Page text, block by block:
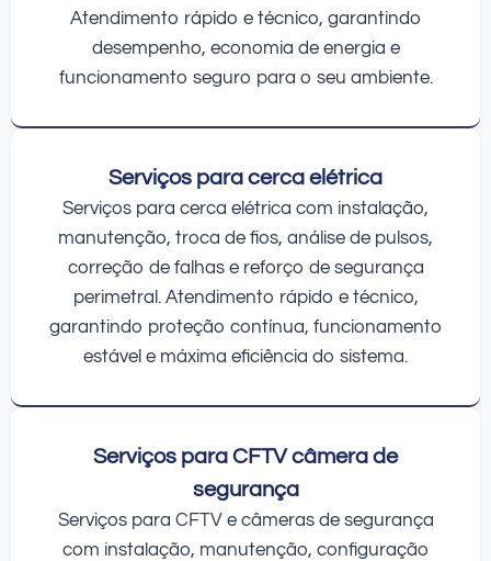
Atendimento rápido e técnico, garantindo
desempenho, economia de energia e
funcionamento seguro para o seu ambiente.
Serviços para cerca elétrica
Serviços para cerca elétrica com instalação,
manutenção, troca de fios, análise de pulsos,
correção de falhas e reforço de segurança
perimetral. Atendimento rápido e técnico,
garantindo proteção contínua, funcionamento
estável e máxima eficiência do sistema.
Serviços para CFTV câmera de
segurança
Serviços para CFTV e câmeras de segurança
com instalação, manutenção, configuração